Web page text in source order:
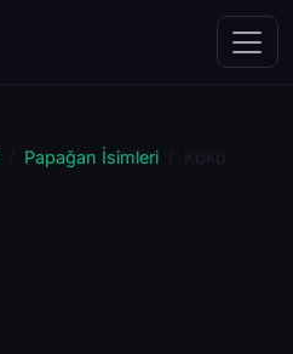
Papağan İsimleri